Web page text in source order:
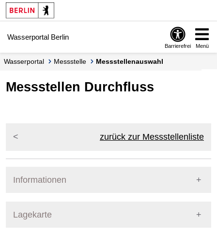
Springe zur Navigation
Springe zum Inhalt
Wasserportal Berlin
Barrierefrei Menü
Wasserportal Messstelle Messstellenauswahl
Messstellen Durchfluss
zurück zur Messstellenliste
Informationen
Lagekarte